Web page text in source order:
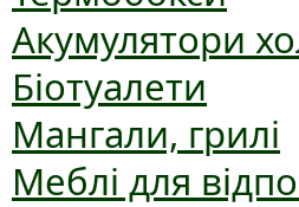
Акумулятори
Біотуалети
Мангали, грилі
Меблі для